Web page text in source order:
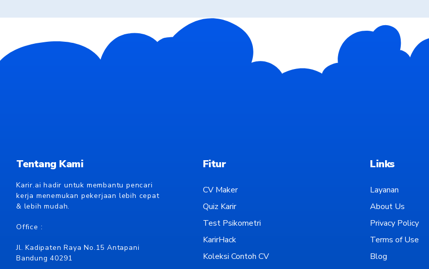
Tentang Kami
Karir.ai hadir untuk membantu pencari
kerja menemukan pekerjaan lebih cepat
& lebih mudah.
Office :
Jl. Kadipaten Raya No.15 Antapani
Bandung 40291
Fitur
CV Maker
Quiz Karir
Test Psikometri
KarirHack
Koleksi Contoh CV
Links
Layanan
About Us
Privacy Policy
Terms of Use
Blog